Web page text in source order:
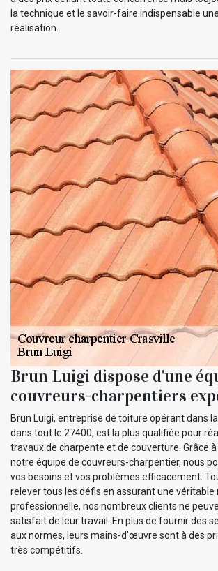
la technique et le savoir-faire indispensable
réalisation.
Brun Luigi dispose d'une
couvreurs-charpentiers
Brun Luigi, entreprise de toiture opérant dans
dans tout le 27400, est la plus qualifiée pour
travaux de charpente et de couverture. Grâce
notre équipe de couvreurs-charpentier, nous
vos besoins et vos problèmes efficacement.
relever tous les défis en assurant une véritable
professionnelle, nos nombreux clients ne
satisfait de leur travail. En plus de fournir des
aux normes, leurs mains-d’œuvre sont à des
très compétitifs.